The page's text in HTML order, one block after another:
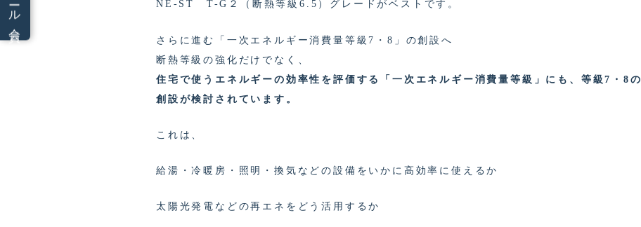
NE-ST T-G２（断熱等級6.5）グレードがベストです。
さらに進む「一次エネルギー消費量等級7・8」の創設へ
断熱等級の強化だけでなく、
住宅で使うエネルギーの効率性を評価する「一次エネルギー消費量等級」にも、等級7・8の
創設が検討されています。
これは、
給湯・冷暖房・照明・換気などの設備をいかに高効率に使えるか
太陽光発電などの再エネをどう活用するか